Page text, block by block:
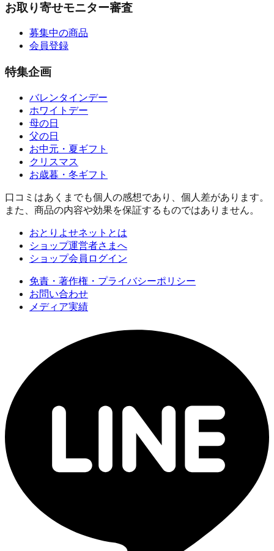
お取り寄せモニター審査
募集中の商品
会員登録
特集企画
バレンタインデー
ホワイトデー
母の日
父の日
お中元・夏ギフト
クリスマス
お歳暮・冬ギフト
口コミはあくまでも個人の感想であり、個人差があります。
また、商品の内容や効果を保証するものではありません。
おとりよせネットとは
ショップ運営者さまへ
ショップ会員ログイン
免責・著作権・プライバシーポリシー
お問い合わせ
メディア実績